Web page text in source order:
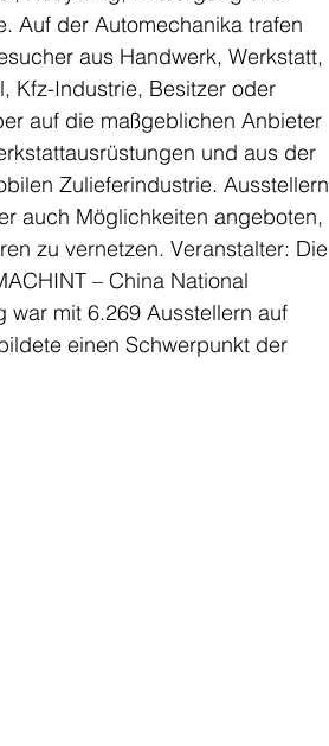
Auf der Automechanika trafen
aus Handwerk, Werkstatt,
Kfz-Industrie, Besitzer oder
auf die maßgeblichen Anbieter
und aus der
Zulieferindustrie. Ausstellern
auch Möglichkeiten angeboten,
zu vernetzen. Veranstalter: Die
– China National
war mit 6.269 Ausstellern auf
einen Schwerpunkt der